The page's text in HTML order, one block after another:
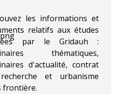
les informations et
relatifs aux études
par le Gridauh :
thématiques,
d'actualité, contrat
et urbanisme
frontière.